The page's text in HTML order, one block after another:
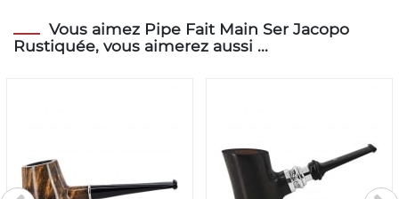
Vous aimez Pipe Fait Main Ser Jacopo
Rustiquée, vous aimerez aussi ...